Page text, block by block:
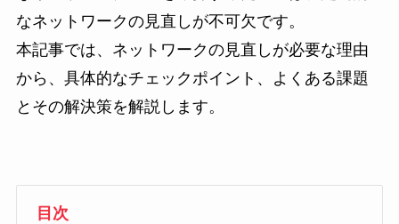
なネットワークの見直しが不可欠です。
本記事では、ネットワークの見直しが必要な理由
から、具体的なチェックポイント、よくある課題
とその解決策を解説します。
目次